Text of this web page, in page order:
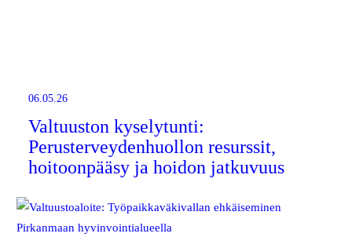
06.05.26
Valtuuston kyselytunti:
Perusterveydenhuollon resurssit,
hoitoonpääsy ja hoidon jatkuvuus